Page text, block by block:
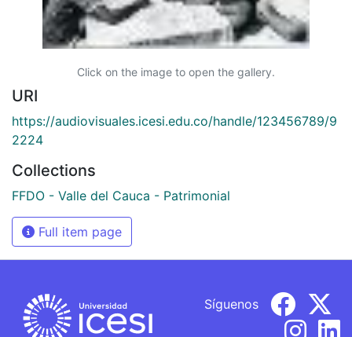
Click on the image to open the gallery.
URI
https://audiovisuales.icesi.edu.co/handle/123456789/9
2224
Collections
FFDO - Valle del Cauca - Patrimonial
Full item page
Síguenos